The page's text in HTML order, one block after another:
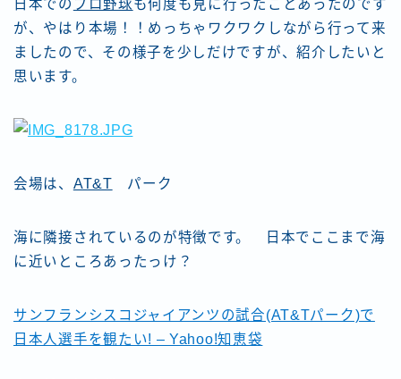
日本での プロ野球も何度も見に行ったことあったのです
が、やはり本場！！めっちゃワクワクしながら行って来
ましたので、その様子を少しだけですが、紹介したいと
思います。
会場は、 AT&T パーク
海に隣接されているのが特徴です。 日本でここまで海
に近いところあったっけ？
サンフランシスコジャイアンツの試合(AT&Tパーク)で
日本人選手を観たい! – Yahoo!知恵袋